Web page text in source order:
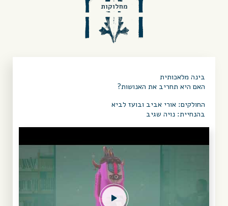
מחלוקות
בינה מלאכותית
האם היא תחריב את האנושות?
החולקים: אורי אביב ובועז לביא
בהנחיית: נויה שגיב